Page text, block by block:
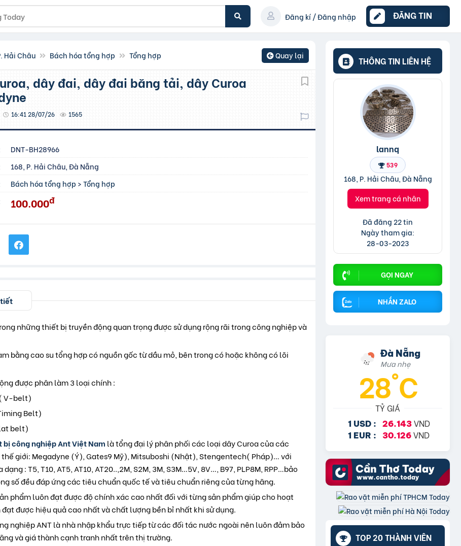
Đăng kí / Đăng nhập ĐĂNG TIN
Hải Châu Bách hóa tổng hợp Tổng hợp Quay lại
16:41 28/07/26 1565
DNT-BH28966
168, P. Hải Châu, Đà Nẵng
Bách hóa tổng hợp >Tổng hợp
100.000đ
những thiết bị truyền động quan trọng được sử dụng rộng rãi trong công nghiệp và
bằng cao su tổng hợp có nguồn gốc từ dầu mỏ, bên trong có hoặc không có lõi
được phân làm 3 loại chính :
V-belt)
Belt)
belt)
bị công nghiệp Ant Việt Nam là tổng đại lý phân phối các loại dây Curoa của các
giới: Megadyne (Ý), Gates9 Mỹ), Mitsuboshi (Nhật), Stengentech( Pháp)… với
: T5, T10, AT5, AT10, AT20..,2M, S2M, 3M, S3M…5V, 8V…, B97, PLP8M, RPP…bảo
số đều đáp ứng các tiêu chuẩn quốc tế và tiêu chuẩn riêng của từng hãng.
phẩm luôn đạt được độ chính xác cao nhất đối với từng sản phẩm giúp cho hoạt
được hiệu quả cao nhất và chất lượng bền bỉ nhất khi sử dụng.
nghiệp ANT là nhà nhập khẩu trực tiếp từ các đối tác nước ngoài nên luôn đảm bảo
và giá thành cạnh tranh nhất trên thị trường.
THÔNG TIN LIÊN HỆ
lannq
539
168, P. Hải Châu, Đà Nẵng
Xem trang cá nhân
Đã đăng 22 tin
Ngày tham gia:
28-03-2023
GỌI NGAY
NHẮN ZALO
Đà Nẵng
Mưa nhẹ
28°C
TỶ GIÁ
1 USD : 26.143VND
1 EUR : 30.126 VND
TOP 20 THÀNH VIÊN